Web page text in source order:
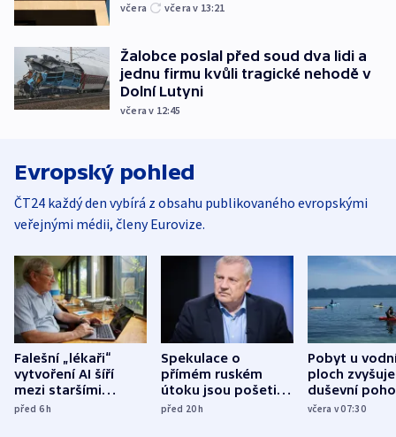
včera včera v 13:21
Žalobce poslal před soud dva lidi a
jednu firmu kvůli tragické nehodě v
Dolní Lutyni
včera v 12:45
Evropský pohled
ČT24 každý den vybírá z obsahu publikovaného evropskými
veřejnými médii, členy Eurovize.
Falešní „lékaři“
vytvoření AI šíří
mezi staršími
Poláky nebezpečné
před 6h
Spekulace o
přímém ruském
útoku jsou pošetilé,
míní estonský
před 20h
Pobyt u
ploch zvyšuje
duševní
ukázala
včera v 07:30